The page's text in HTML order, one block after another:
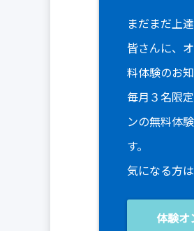
まだまだ上
皆さんに、
料体験のお知
毎月３名限
ンの無料体
す。
気になる方
体験オ